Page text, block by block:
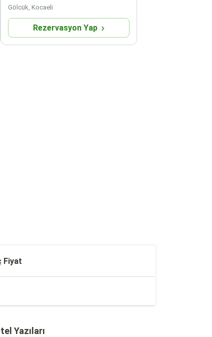
Gölcük, Kocaeli
Rezervasyon Yap
Fiyat
Yazıları